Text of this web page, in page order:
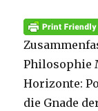
Philosophie
Horizonte:
die Gnade